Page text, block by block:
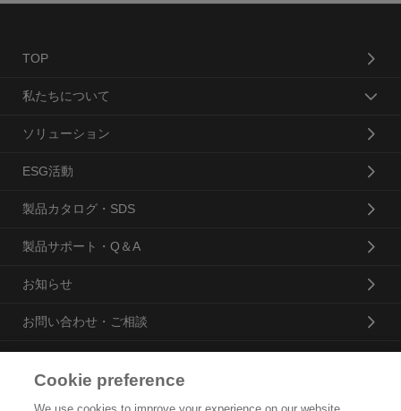
TOP
私たちについて
ソリューション
ESG活動
製品カタログ・SDS
製品サポート・Q＆A
お知らせ
お問い合わせ・ご相談
Cookie preference